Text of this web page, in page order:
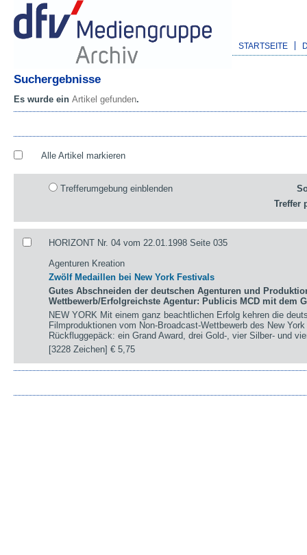
STARTSEITE
Suchergebnisse
Es wurde ein Artikel gefunden.
Alle Artikel markieren
Trefferumgebung einblenden
Treffer
HORIZONT Nr. 04 vom 22.01.1998 Seite 035
Agenturen Kreation
Zwölf Medaillen bei New York Festivals
Gutes Abschneiden der deutschen Agenturen und
Wettbewerb/Erfolgreichste Agentur: Publicis MCD mit dem
NEW YORK Mit einem ganz beachtlichen Erfolg kehren die
Filmproduktionen vom Non-Broadcast-Wettbewerb des New
Rückfluggepäck: ein Grand Award, drei Gold-, vier Silber- und
[3228 Zeichen]€ 5,75